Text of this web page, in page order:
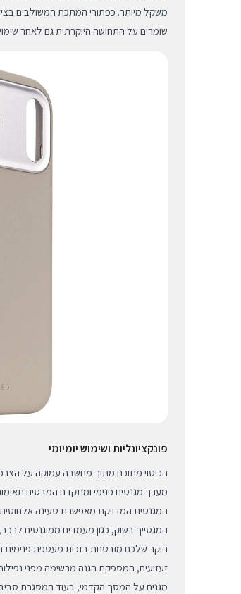
משקל מיותר. כפתורי המתכת המשולבים
שומרים על התחושה היוקרתית גם לאחר
פונקציונליות ושימוש יומיומי
הכיסוי מתוכנן מתוך מחשבה עמוקה על
המגנטית המדויקת מאפשרת טעינה אלחוטית
המגסייף בשוק, כגון מעמדים ממוגנטים
היקר שלכם מובטחת בזכות מעטפת פנימית
מגנים על המסך הקדמי, בעוד המסגרת